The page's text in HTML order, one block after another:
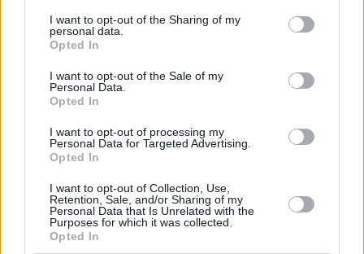
not limited to your visit or usage behaviour. You may click to
grant or deny consent to Google and its third-party tags to
use your data for below specified purposes in below Google
consent section.
I want to opt-out of the Sharing of my
personal data.
Opted In
I want to opt-out of the Sale of my
Personal Data.
Opted In
I want to opt-out of processing my
Personal Data for Targeted Advertising.
Opted In
I want to opt-out of Collection, Use,
Retention, Sale, and/or Sharing of my
Personal Data that Is Unrelated with the
Purposes for which it was collected.
Opted In
Finanzen #Geld # gericht #ungarn
Leave a Reply
*
*
Add Comment*